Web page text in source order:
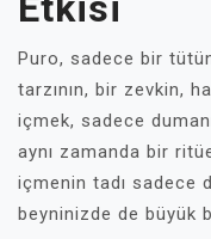
Puro, sadece bir
tarzının, bir zevkin,
içmek, sadece
aynı zamanda bir
içmenin tadı sadece
beyninizde de büyük